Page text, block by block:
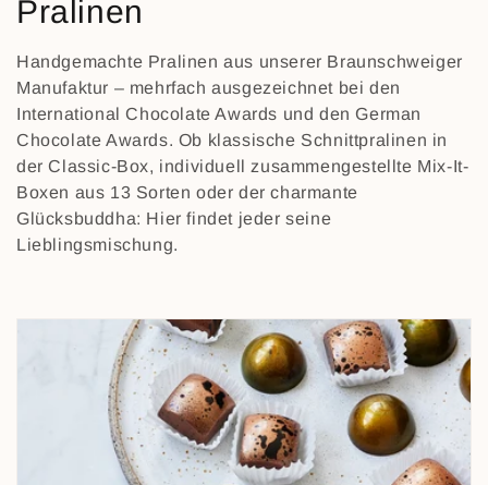
K
a
t
e
g
o
Pralinen
Handgemachte Pralinen aus unserer Braunschweiger
Manufaktur – mehrfach ausgezeichnet bei den
International Chocolate Awards und den German
Chocolate Awards. Ob klassische Schnittpralinen in
der Classic-Box, individuell zusammengestellte Mix-It-
Boxen aus 13 Sorten oder der charmante
Glücksbuddha: Hier findet jeder seine
Lieblingsmischung.